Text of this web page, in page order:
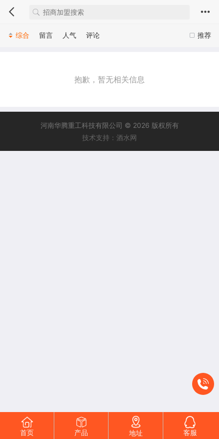
推荐
综合 留言 人气 评论
抱歉，暂无相关信息
河南华腾重工科技有限公司 © 2026 版权所有
技术支持：酒水网
首页 产品 地址 客服